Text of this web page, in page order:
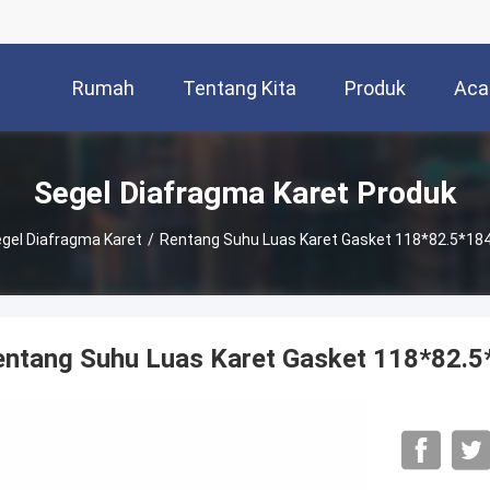
Rumah Tentang Kita Produk
Segel Diafragma Karet Produk
Diafragma Karet / Rentang Suhu Luas Karet Gasket
Suhu Luas Karet Gasket